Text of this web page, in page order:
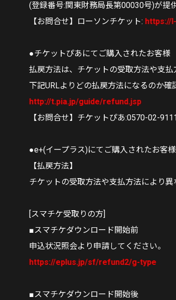
(登録番号:関東財務局長第00030号)が提
【お問合せ】ローソンチケット: https://
●チケットぴあにてご購入されたお客様
払戻方法は、チケットの受取方法や支払
下記URLよりどの払戻方法になるのか確
http://t.pia.jp/guide/refund.jsp
【お問合せ】チケットぴあ:0570-02-
●e+(イープラス)にてご購入されたお客様
【払戻方法】
チケットの受取方法や支払方法により異
[スマチケ受取りの方]
■スマチケダウンロード開始前
申込状況照会より申請してください。
https://eplus.jp/sf/refund2/g-type
■スマチケダウンロード開始後